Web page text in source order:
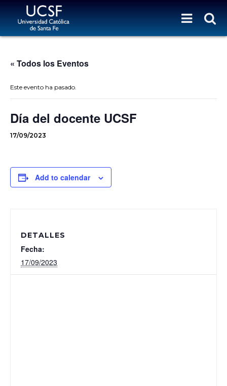
« Todos los Eventos
Este evento ha pasado.
Día del docente UCSF
17/09/2023
Add to calendar
DETALLES
Fecha:
17/09/2023